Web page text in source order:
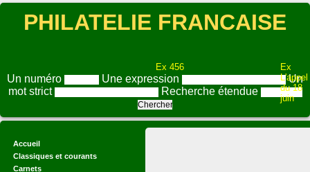
PHILATELIE FRANCAISE
Ex 456
Ex
L'appel
du 18
juin
Un numéro Une expression
Un
mot strict
Recherche étendue
Accueil
Classiques et courants
Carnets